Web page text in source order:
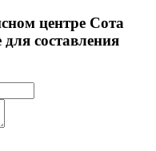
центре Сота
составления